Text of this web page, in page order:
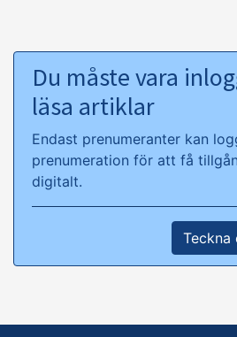
Du måste vara
läsa artiklar
Endast prenumeranter kan
prenumeration för att få
digitalt.
Teckna